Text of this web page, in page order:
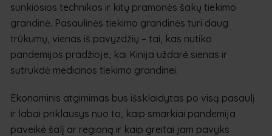
sunkiosios technikos ir kitų pramonės šakų tiekimo
grandinė. Pasaulinės tiekimo grandinės turi daug
trūkumų, vienas iš pavyzdžių – tai, kas nutiko
pandemijos pradžioje, kai Kinija uždarė sienas ir
sutrukdė medicinos tiekimo grandinei.
Ekonominis atgimimas bus išsklaidytas po visą pasaulį
ir labai priklausys nuo to, kaip smarkiai pandemija
paveikė šalį ar regioną ir kaip greitai jam pavyks